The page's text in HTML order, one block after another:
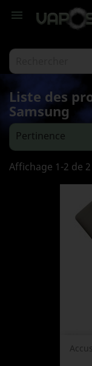

Liste des
Samsung
Pertinence
Affichage 1-2 de